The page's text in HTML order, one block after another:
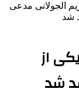
الجولانی مدعی
شد
از
شد